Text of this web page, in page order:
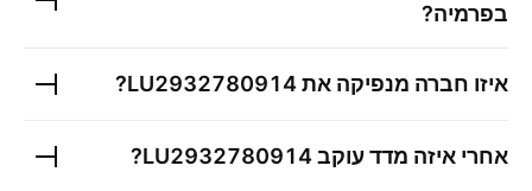
בפרמיה?
איזו חברה מנפיקה אתLU2932780914
?
אחרי איזה מדד עוקבLU2932780914
?